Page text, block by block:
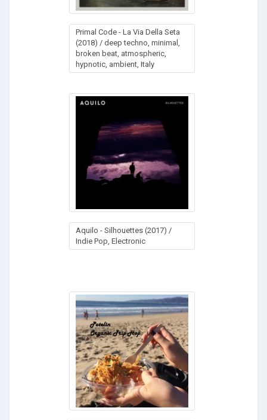
Рrimаl Соdе - Lа Viа Dеllа Sеtа
(2018) / deep techno, minimal,
broken beat, atmospheric,
hypnotic, ambient, Italy
Aquilo - Silhouettes (2017) /
Indie Pop, Electronic